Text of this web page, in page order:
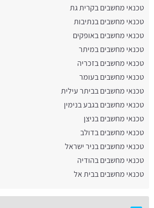
טכנאי מחשבים בקרית גת
טכנאי מחשבים בנתיבות
טכנאי מחשבים באופקים
טכנאי מחשבים במיתר
טכנאי מחשבים בזכריה
טכנאי מחשבים בעומר
טכנאי מחשבים בביתר עילית
טכנאי מחשבים בגבע בנימין
טכנאי מחשבים בניצן
טכנאי מחשבים בדולב
טכנאי מחשבים בניר ישראל
טכנאי מחשבים בהודיה
טכנאי מחשבים בבית אל